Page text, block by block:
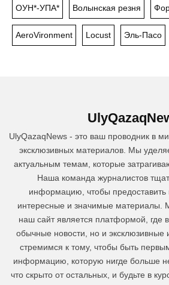
ОУН*-УПА* Волынская резня
AeroVironment Locust Эль-Пасо
UlyQazaqNews - это ваш проводник в
эксклюзивных материалов. Мы
актуальным темам, которые
Наша команда журналистов
информацию, чтобы предоставить
интересные и значимые материалы.
наш сайт является платформой, где
обычные новости, но и
стремимся к тому, чтобы быть
информацию, которую нигде больше
что скрыто от остальных, и будьте в